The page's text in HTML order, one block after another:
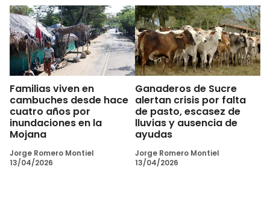
Familias viven en
cambuches desde hace
cuatro años por
inundaciones en la
Mojana
Jorge Romero Montiel
13/04/2026
Ganaderos de Sucre
alertan crisis por falta
de pasto, escasez de
lluvias y ausencia de
ayudas
Jorge Romero Montiel
13/04/2026